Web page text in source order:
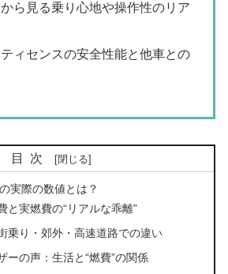
ら見る乗り心地や操作性のリア
ティセンスの安全性能と他車との
目次
実際の数値とは？
実燃費の“リアルな乖離”
乗り・郊外・高速道路での違い
の声：生活と“燃費”の関係